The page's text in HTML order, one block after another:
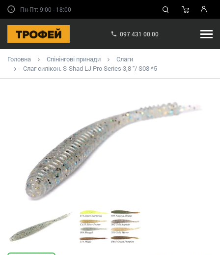
Пн-Пт: 9:00 - 18:00
097 431 00 00
Головна Спінінгові принади
Слаги
Слаг силікон. S-Shad LJ Pro Series 3,8 "/ S08 *5